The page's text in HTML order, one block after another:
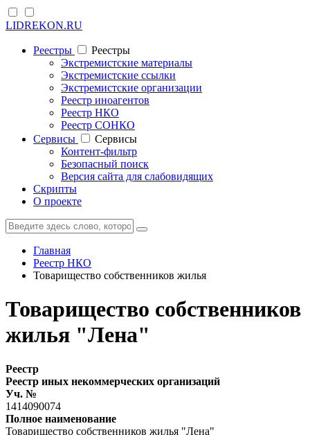
LIDREKON.RU
Реестры
Реестры
Экстремистские материалы
Экстремистские ссылки
Экстремистские организации
Реестр иноагентов
Реестр НКО
Реестр СОНКО
Cервисы
Cервисы
Контент-фильтр
Безопасный поиск
Версия сайта для слабовидящих
Скрипты
О проекте
Главная
Реестр НКО
Товарищество собственников жилья
Товарищество собственников
жилья "Лена"
Реестр
Реестр иных некоммерческих организаций
Уч. №
1414090074
Полное наименование
Товарищество собственников жилья "Лена"